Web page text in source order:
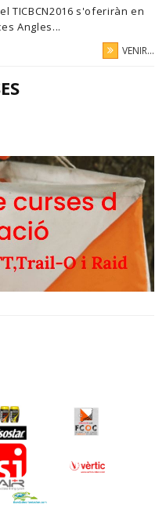
TICBCN2016 s'oferiràn en
Angles...
VENIR...